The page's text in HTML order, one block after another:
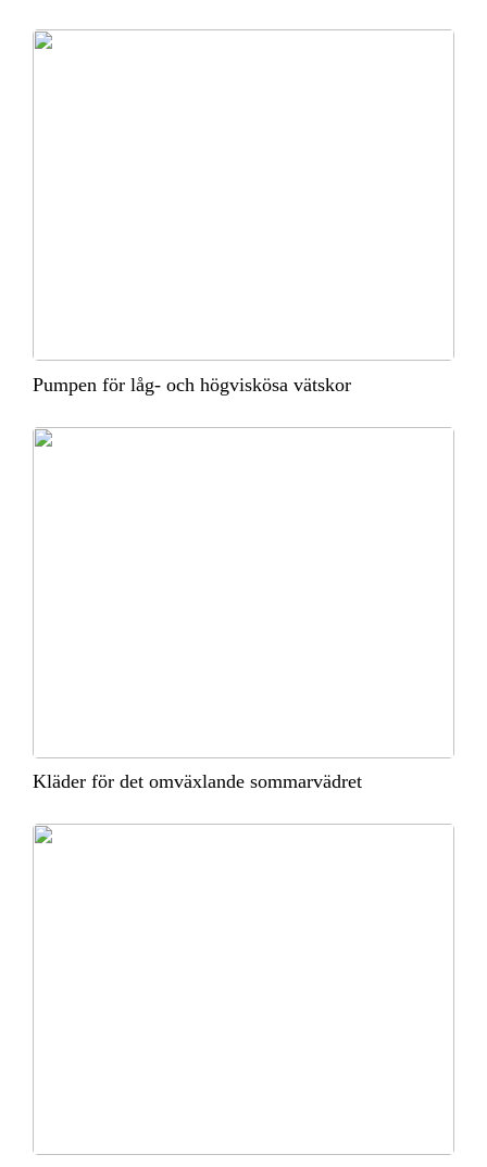
Pumpen för låg- och högviskösa vätskor
Kläder för det omväxlande sommarvädret